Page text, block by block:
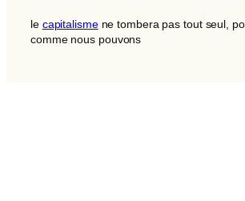
le capitalismene tombera pas tout seul,
comme nous pouvons